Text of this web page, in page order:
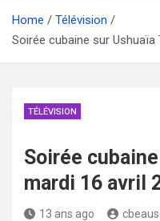
Home
Télévision
Soirée cubaine sur Ushuaïa
TÉLÉVISION
Soirée
mardi 16 avril
13 ans ago